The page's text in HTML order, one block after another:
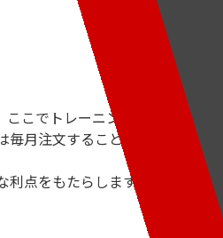
こでトレーニングして、
月注文することを選ぶことが
点をもたらします。